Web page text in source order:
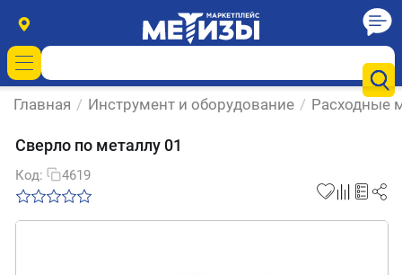
Главная / Инструмент и оборудование / Расходные
Сверло по металлу 01
Код: 4619